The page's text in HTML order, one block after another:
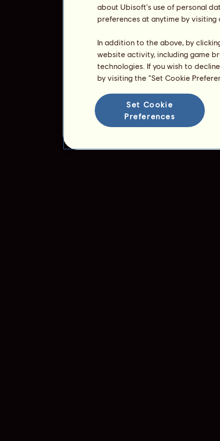
about Ubisoft's use of personal
preferences at anytime by
In addition to the above, by
website activity, including game
technologies. If you wish to
by visiting the “Set Cookie
Set Cookie
Preferences